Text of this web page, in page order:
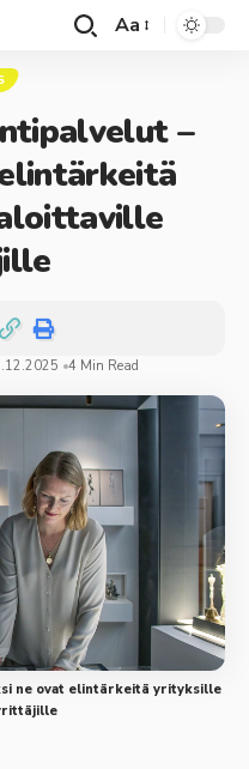
Aa
–
4 Min Read
ne ovat elintärkeitä yrityksille